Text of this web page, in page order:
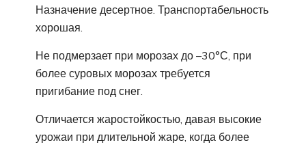
Назначение десертное. Транспортабельность
хорошая.
Не подмерзает при морозах до –30°С, при
более суровых морозах требуется
пригибание под снег.
Отличается жаростойкостью, давая высокие
урожаи при длительной жаре, когда более